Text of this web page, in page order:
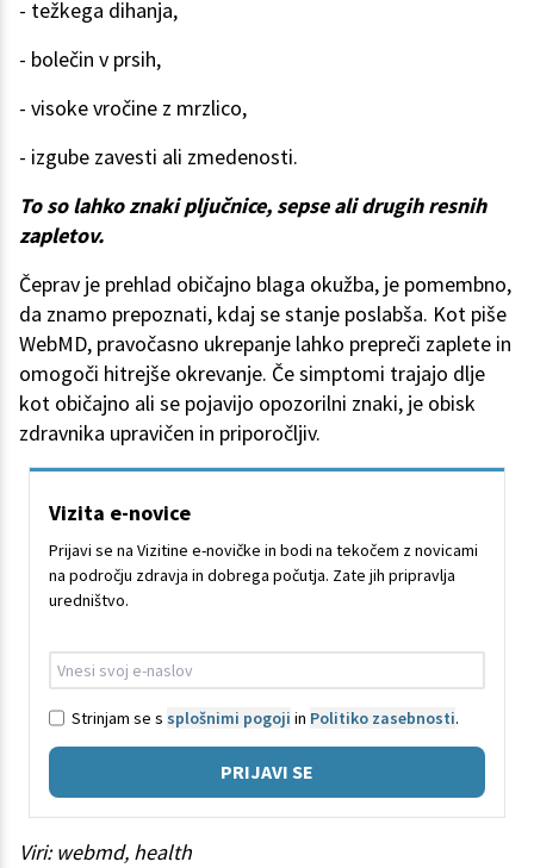
- težkega dihanja,
- bolečin v prsih,
- visoke vročine z mrzlico,
- izgube zavesti ali zmedenosti.
To so lahko znaki pljučnice, sepse ali drugih resnih
zapletov.
Čeprav je prehlad običajno blaga okužba, je pomembno,
da znamo prepoznati, kdaj se stanje poslabša. Kot piše
WebMD, pravočasno ukrepanje lahko prepreči zaplete in
omogoči hitrejše okrevanje. Če simptomi trajajo dlje
kot običajno ali se pojavijo opozorilni znaki, je obisk
zdravnika upravičen in priporočljiv.
Vizita e-novice
Prijavi se na Vizitine e-novičke in bodi na tekočem z novicami
na področju zdravja in dobrega počutja. Zate jih pripravlja
uredništvo.
Strinjam se s splošnimi pogoji in Politiko zasebnosti.
PRIJAVI SE
Viri: webmd, health